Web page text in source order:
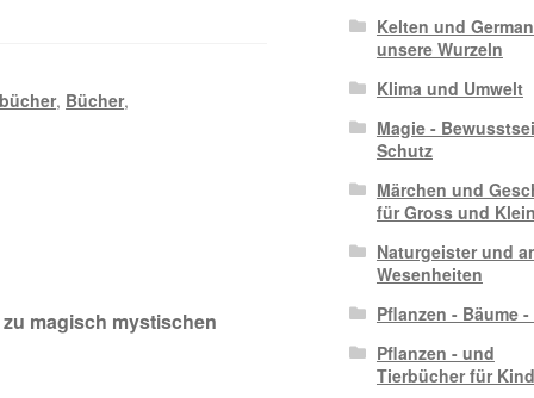
, Bücher,
magisch mystischen
Kelten und
unsere Wurzeln
Klima und Umwelt
Magie -
Schutz
Märchen und
für Gross und Klein
Naturgeister und
Wesenheiten
Pflanzen - Bäume
Pflanzen - und
Tierbücher für